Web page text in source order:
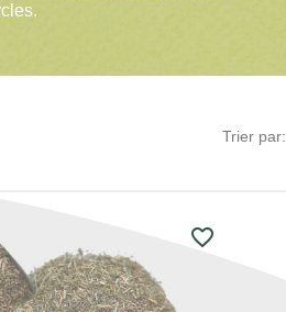
Trier par:
favorite_border